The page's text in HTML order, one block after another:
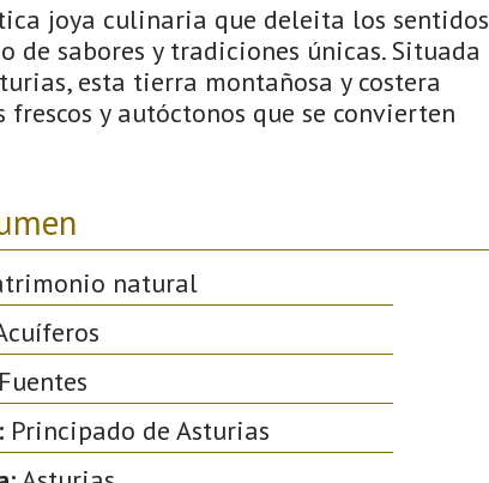
joya culinaria que deleita los sentidos
de sabores y tradiciones únicas. Situada
esta tierra montañosa y costera
y autóctonos que se convierten
natural
Fuentes
Principado de Asturias